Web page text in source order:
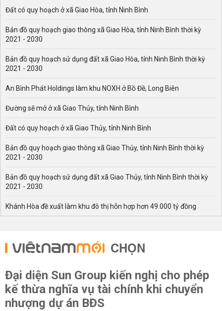
Đất có quy hoạch ở xã Giao Hòa, tỉnh Ninh Bình
Bản đồ quy hoạch giao thông xã Giao Hòa, tỉnh Ninh Bình thời kỳ
2021 - 2030
Bản đồ quy hoạch sử dụng đất xã Giao Hòa, tỉnh Ninh Bình thời kỳ
2021 - 2030
An Bình Phát Holdings làm khu NOXH ở Bồ Đề, Long Biên
Đường sẽ mở ở xã Giao Thủy, tỉnh Ninh Bình
Đất có quy hoạch ở xã Giao Thủy, tỉnh Ninh Bình
Bản đồ quy hoạch giao thông xã Giao Thủy, tỉnh Ninh Bình thời kỳ
2021 - 2030
Bản đồ quy hoạch sử dụng đất xã Giao Thủy, tỉnh Ninh Bình thời kỳ
2021 - 2030
Khánh Hòa đề xuất làm khu đô thị hỗn hợp hơn 49.000 tỷ đồng
CHỌN
Đại diện Sun Group kiến nghị cho phép
kế thừa nghĩa vụ tài chính khi chuyển
nhượng dự án BĐS